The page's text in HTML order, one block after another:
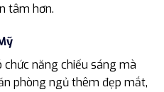
tâm hơn.
năng chiếu sáng mà
phòng ngủ thêm đẹp mắt,